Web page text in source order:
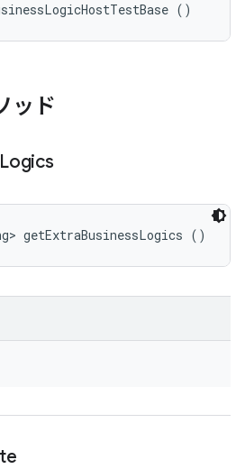
()
ッド
Logics
getExtraBusinessLogics ()